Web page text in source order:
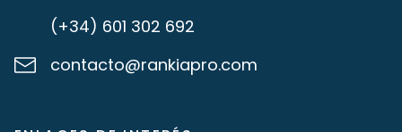
(+34) 601 302 692
contacto@rankiapro.com